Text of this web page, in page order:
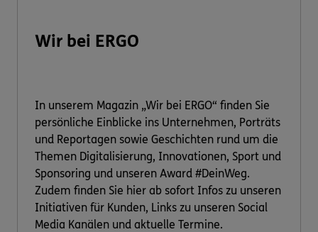
Wir bei ERGO
In unserem Magazin „Wir bei ERGO“ finden Sie
persönliche Einblicke ins Unternehmen, Porträts
und Reportagen sowie Geschichten rund um die
Themen Digitalisierung, Innovationen, Sport und
Sponsoring und unseren Award #DeinWeg.
Zudem finden Sie hier ab sofort Infos zu unseren
Initiativen für Kunden, Links zu unseren Social
Media Kanälen und aktuelle Termine.